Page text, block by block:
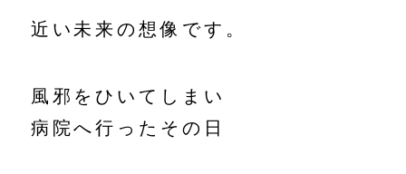
近い未来の想像です。
風邪をひいてしまい
病院へ行ったその日